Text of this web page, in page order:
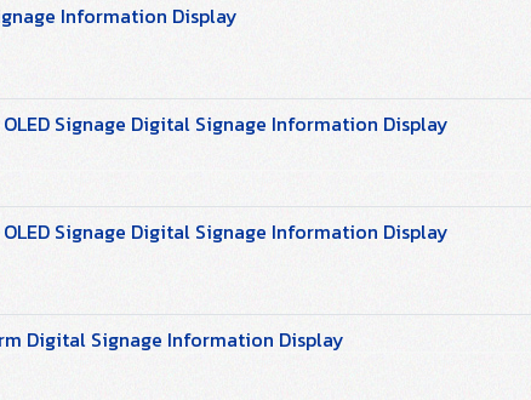
Information Display
Signage Digital Signage Information Display
Signage Digital Signage Information Display
Digital Signage Information Display